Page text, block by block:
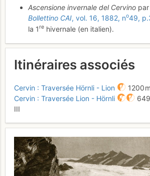
Ascensione invernale del Cervino
Bollettino CAI, vol. 16, 1882, no49,
la 1re hivernale (en italien).
Itinéraires associés
Cervin : Traversée Hörnli - Lion 1200
Cervin : Traversée Lion - Hörnli
III